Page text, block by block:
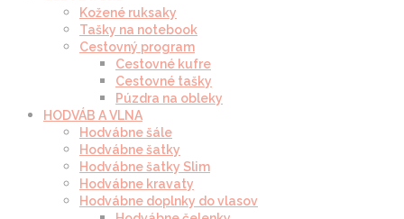
Kožené ruksaky
Tašky na notebook
Cestovný program
Cestovné kufre
Cestovné tašky
Púzdra na obleky
HODVÁB A VLNA
Hodvábne šále
Hodvábne šatky
Hodvábne šatky Slim
Hodvábne kravaty
Hodvábne doplnky do vlasov